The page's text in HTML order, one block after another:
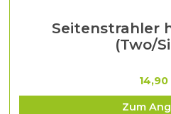
Seitenstrahler
(Two/
Zum